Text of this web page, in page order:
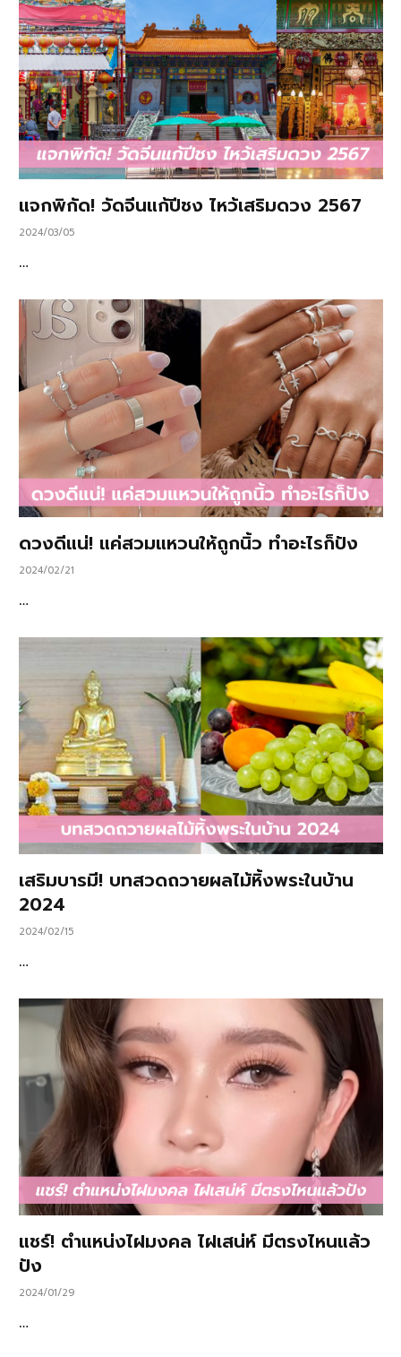
แจกพิกัด! วัดจีนแก้ปีชง ไหว้เสริมดวง 2567
2024/03/05
…
ดวงดีแน่! แค่สวมแหวนให้ถูกนิ้ว ทำอะไรก็ปัง
2024/02/21
…
เสริมบารมี! บทสวดถวายผลไม้หิ้งพระในบ้าน
2024
2024/02/15
…
แชร์! ตำแหน่งไฝมงคล ไฝเสน่ห์ มีตรงไหนแล้ว
ปัง
2024/01/29
…